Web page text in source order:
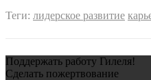
Теги: лидерское развитие
Поддержать работу Гилеля!
Сделать пожертвование